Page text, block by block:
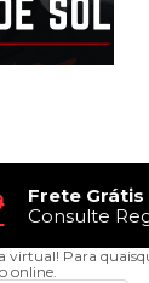
Frete Grátis
Consulte
virtual! Para
online.